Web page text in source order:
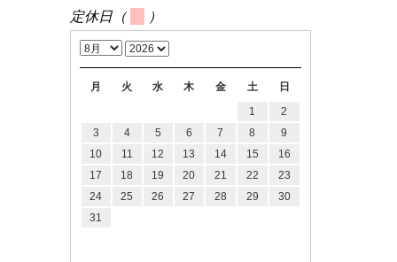
定休日（ ）
月 火 水 木 金 土 日
1
2
3
4 5 6 7 8
9
10
11 12 13 14 15
16
17
18 19 20 21 22
23
24
25 26 27 28 29
30
31